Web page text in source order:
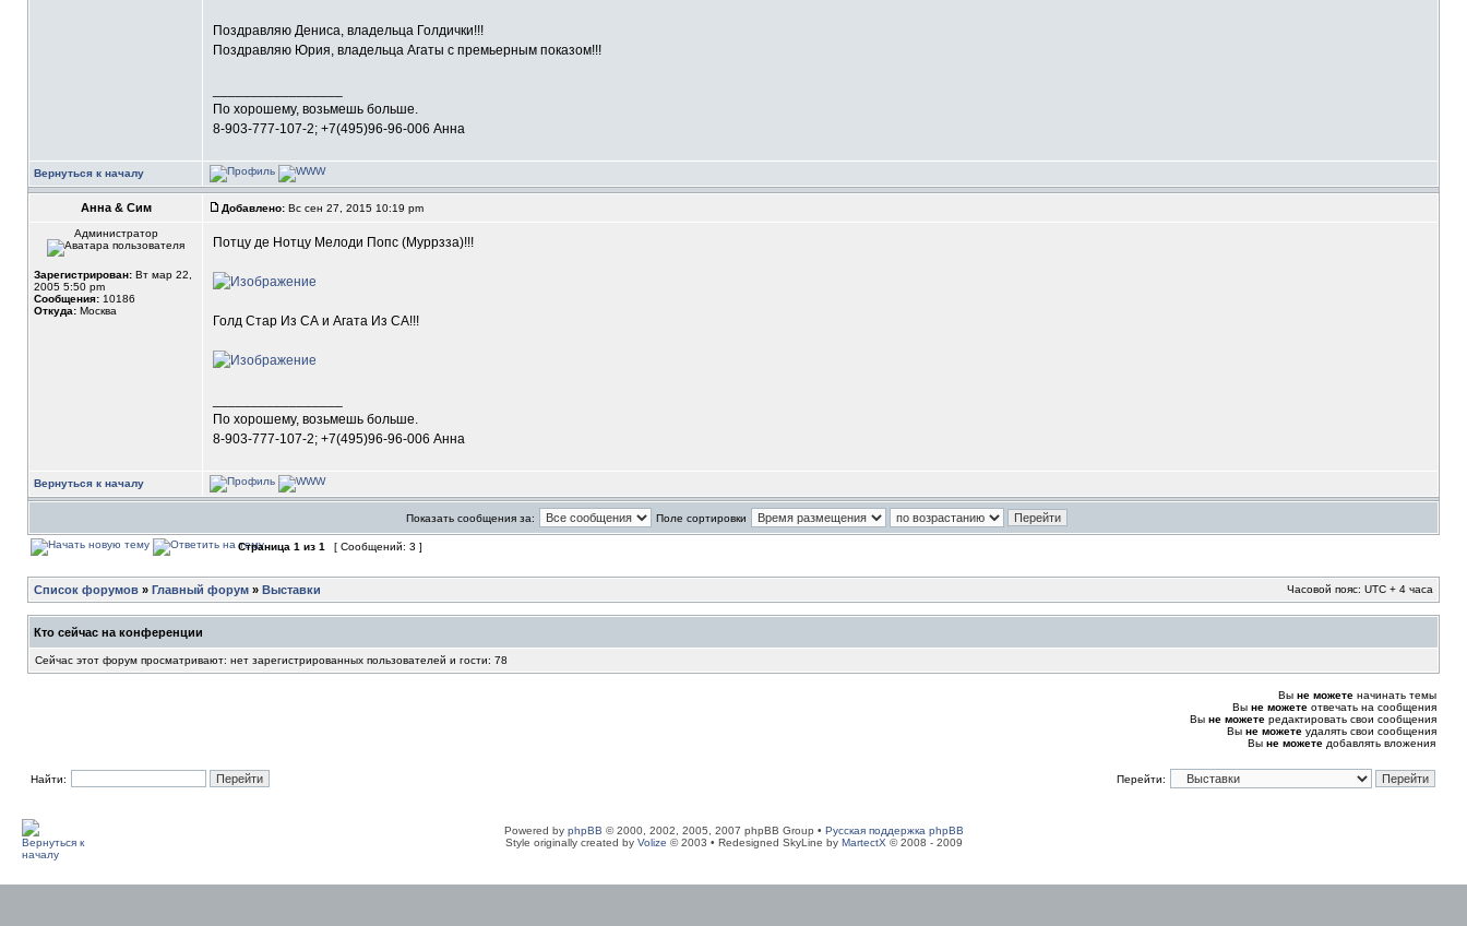
Поздравляю Дениса, владельца Голдички!!!
Поздравляю Юрия, владельца Агаты с премьерным показом!!!
По хорошему, возьмешь больше.
8-903-777-107-2; +7(495)96-96-006 Анна
Вернуться к началу
Анна & Сим Добавлено: Вс сен 27, 2015 10:19 pm
Администратор
Зарегистрирован: Вт мар 22,
2005 5:50 pm
Сообщения: 10186
Откуда: Москва
Потцу де Нотцу Мелоди Попс (Муррзза)!!!
Голд Стар Из СА и Агата Из СА!!!
По хорошему, возьмешь больше.
8-903-777-107-2; +7(495)96-96-006 Анна
Вернуться к началу
Показать сообщения за: Поле сортировки
Страница 1 из 1 [ Сообщений: 3 ]
Список форумов » Главный форум » Выставки Часовой пояс: UTC + 4 часа
Кто сейчас на конференции
Сейчас этот форум просматривают: нет зарегистрированных пользователей и гости: 78
Вы не можете начинать темы
Вы не можете отвечать на сообщения
Вы не можете редактировать свои сообщения
Вы не можете удалять свои сообщения
Вы не можете добавлять вложения
Найти: Перейти:
Powered by phpBB © 2000, 2002, 2005, 2007 phpBB Group • Русская поддержка phpBB
Style originally created by Volize © 2003 • Redesigned SkyLine by MartectX © 2008 - 2009